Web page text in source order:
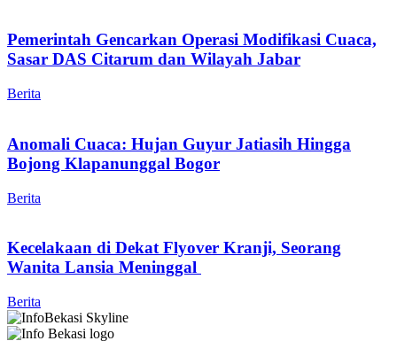
Pemerintah Gencarkan Operasi Modifikasi Cuaca,
Sasar DAS Citarum dan Wilayah Jabar
Berita
Anomali Cuaca: Hujan Guyur Jatiasih Hingga
Bojong Klapanunggal Bogor
Berita
Kecelakaan di Dekat Flyover Kranji, Seorang
Wanita Lansia Meninggal
Berita